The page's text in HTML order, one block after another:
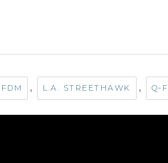
, L.A. STREETHAWK , Q-